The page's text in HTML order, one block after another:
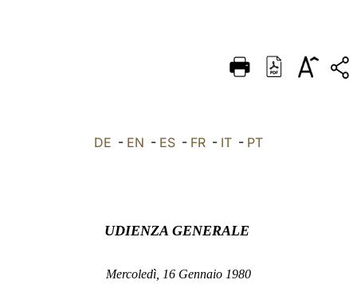
DEUTSCH
العربيّة DE - EN - ES - FR - IT - PT
UDIENZA GENERALE
Mercoledì, 16 Gennaio 1980